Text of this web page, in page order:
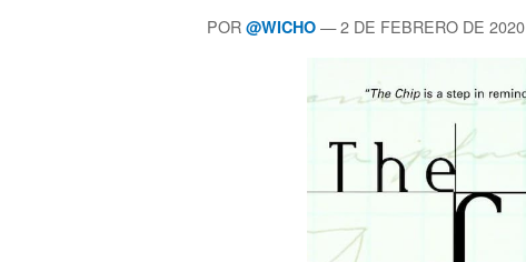
POR @WICHO — 2 DE FEBRERO DE 2020